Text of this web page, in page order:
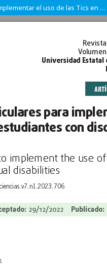
Adaptaciones curriculares para implementar el uso de las Tics en estudiantes con discapacidad intelectual